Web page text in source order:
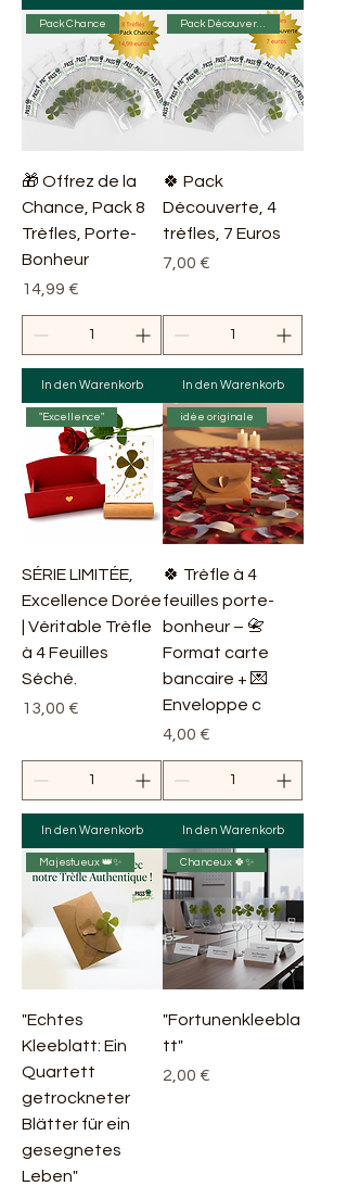
Pack Chance
🎁 Offrez de la
Chance, Pack 8
Trèfles, Porte-
Bonheur
Preis
14,99 €
In den Warenkorb
Pack Découverte
🍀 Pack
Découverte, 4
trèfles, 7 Euros
Preis
7,00 €
In den Warenkorb
"Excellence"
SÉRIE LIMITÉE,
Excellence Dorée
| Véritable Trèfle
à 4 Feuilles
Séché.
Preis
13,00 €
In den Warenkorb
idée originale
🍀 Trèfle à 4
feuilles porte-
bonheur – 📇
Format carte
bancaire + 💌
Enveloppe c
Preis
4,00 €
In den Warenkorb
Majestueux 👑✨
"Echtes
Kleeblatt: Ein
Quartett
getrockneter
Blätter für ein
gesegnetes
Leben"
Chanceux 🍀✨
"Fortunenkleebla
tt"
Preis
2,00 €